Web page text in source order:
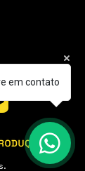
em contato